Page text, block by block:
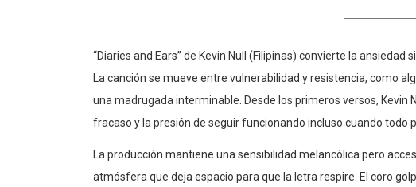
“Diaries and Ears” de Kevin Null (Filipinas) convierte la
La canción se mueve entre vulnerabilidad y resistencia, como
una madrugada interminable. Desde los primeros versos, Kevin
fracaso y la presión de seguir funcionando incluso cuando todo
La producción mantiene una sensibilidad melancólica pero
atmósfera que deja espacio para que la letra respire. El coro